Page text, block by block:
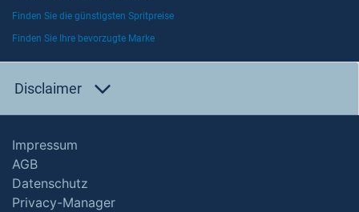
Finden Sie die günstigsten Spritpreise
Finden Sie Ihre bevorzugte Marke
Disclaimer
Impressum
AGB
Datenschutz
Privacy-Manager